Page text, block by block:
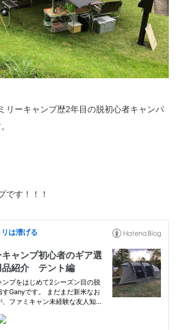
リーキャンプ歴2年目の脱初心者キャンパ
です！！！